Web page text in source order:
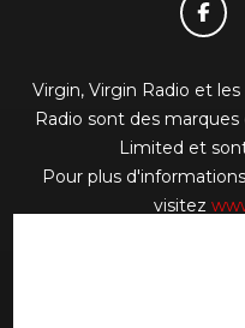
Virgin, Virgin Radio et
Radio sont des
Limited et
Pour plus
visitez